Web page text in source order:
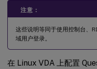
注意：
这些说明等同于使用控制台、
域用户登录。
在 Linux VDA 上配置